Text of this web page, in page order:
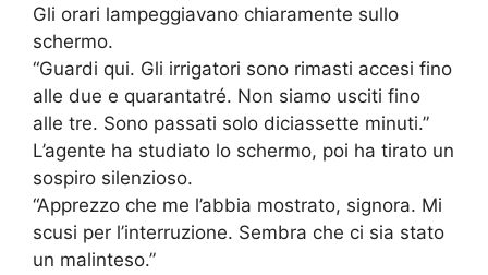
Gli orari lampeggiavano chiaramente sullo
schermo.
“Guardi qui. Gli irrigatori sono rimasti accesi fino
alle due e quarantatré. Non siamo usciti fino
alle tre. Sono passati solo diciassette minuti.”
L’agente ha studiato lo schermo, poi ha tirato un
sospiro silenzioso.
“Apprezzo che me l’abbia mostrato, signora. Mi
scusi per l’interruzione. Sembra che ci sia stato
un malinteso.”